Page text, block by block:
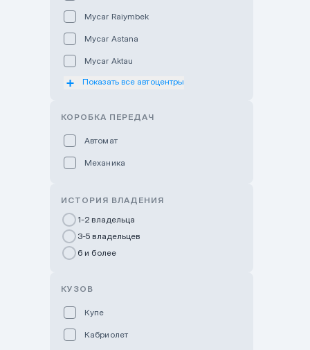
Mycar Raiymbek
Mycar Astana
Mycar Aktau
Mycar Uralsk
GWM Nurly Zhol
Chery Astana
Показать все автоцентры
КОРОБКА ПЕРЕДАЧ
Автомат
Механика
ИСТОРИЯ ВЛАДЕНИЯ
1-2 владельца
3-5 владельцев
6 и более
КУЗОВ
Купе
Кабриолет